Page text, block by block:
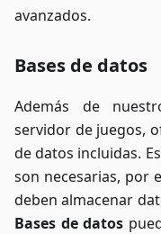
avanzados.
Bases de datos
Además de
servidor de juegos,
de datos incluidas.
son necesarias, por
deben almacenar
Bases de datos